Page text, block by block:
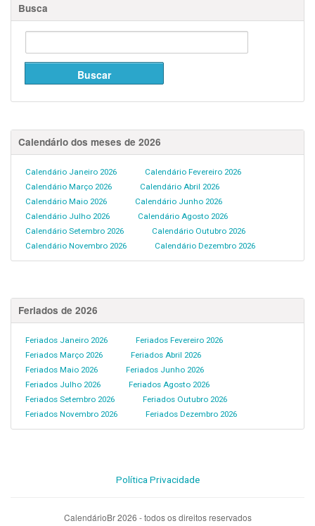
Busca
Calendário dos meses de 2026
Calendário Janeiro 2026
Calendário Fevereiro 2026
Calendário Março 2026
Calendário Abril 2026
Calendário Maio 2026
Calendário Junho 2026
Calendário Julho 2026
Calendário Agosto 2026
Calendário Setembro 2026
Calendário Outubro 2026
Calendário Novembro 2026
Calendário Dezembro 2026
Feriados de 2026
Feriados Janeiro 2026
Feriados Fevereiro 2026
Feriados Março 2026
Feriados Abril 2026
Feriados Maio 2026
Feriados Junho 2026
Feriados Julho 2026
Feriados Agosto 2026
Feriados Setembro 2026
Feriados Outubro 2026
Feriados Novembro 2026
Feriados Dezembro 2026
Política Privacidade
CalendárioBr 2026 - todos os direitos reservados